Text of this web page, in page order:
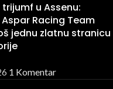
u Assenu:
Aspar Racing Team
jednu zlatnu stranicu
1 Komentar